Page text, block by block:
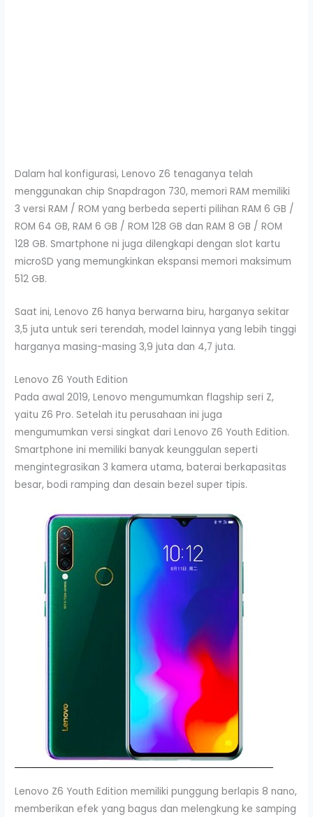
Dalam hal konfigurasi, Lenovo Z6 tenaganya telah
menggunakan chip Snapdragon 730, memori RAM memiliki
3 versi RAM / ROM yang berbeda seperti pilihan RAM 6 GB /
ROM 64 GB, RAM 6 GB / ROM 128 GB dan RAM 8 GB / ROM
128 GB. Smartphone ni juga dilengkapi dengan slot kartu
microSD yang memungkinkan ekspansi memori maksimum
512 GB.
Saat ini, Lenovo Z6 hanya berwarna biru, harganya sekitar
3,5 juta untuk seri terendah, model lainnya yang lebih tinggi
harganya masing-masing 3,9 juta dan 4,7 juta.
Lenovo Z6 Youth Edition
Pada awal 2019, Lenovo mengumumkan flagship seri Z,
yaitu Z6 Pro. Setelah itu perusahaan ini juga
mengumumkan versi singkat dari Lenovo Z6 Youth Edition.
Smartphone ini memiliki banyak keunggulan seperti
mengintegrasikan 3 kamera utama, baterai berkapasitas
besar, bodi ramping dan desain bezel super tipis.
Lenovo Z6 Youth Edition memiliki punggung berlapis 8 nano,
memberikan efek yang bagus dan melengkung ke samping